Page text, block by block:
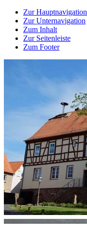
Zur Hauptnavigation
Zur Unternavigation
Zum Inhalt
Zur Seitenleiste
Zum Footer